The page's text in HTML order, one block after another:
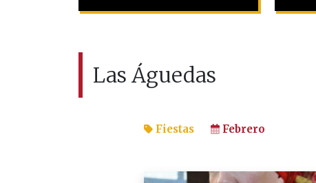
Las Águedas
Fiestas Febrero